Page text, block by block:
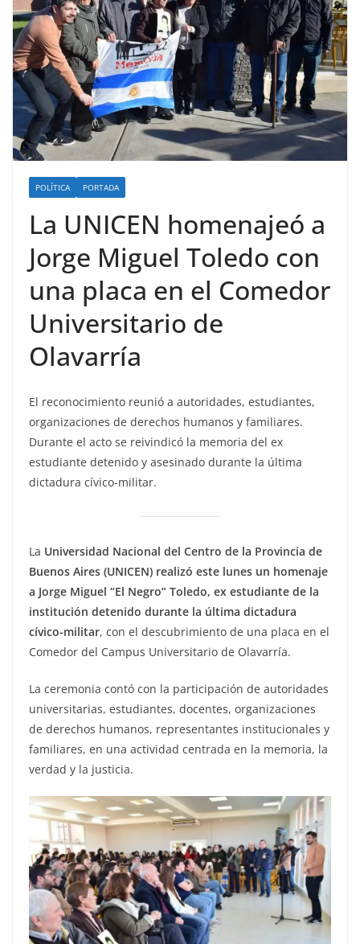
POLÍTICA PORTADA
La UNICEN homenajeó a
Jorge Miguel Toledo con
una placa en el Comedor
Universitario de
Olavarría
El reconocimiento reunió a autoridades, estudiantes,
organizaciones de derechos humanos y familiares.
Durante el acto se reivindicó la memoria del ex
estudiante detenido y asesinado durante la última
dictadura cívico-militar.
La Universidad Nacional del Centro de la Provincia de
Buenos Aires (UNICEN) realizó este lunes un homenaje
a Jorge Miguel “El Negro” Toledo, ex estudiante de la
institución detenido durante la última dictadura
cívico-militar, con el descubrimiento de una placa en el
Comedor del Campus Universitario de Olavarría.
La ceremonia contó con la participación de autoridades
universitarias, estudiantes, docentes, organizaciones
de derechos humanos, representantes institucionales y
familiares, en una actividad centrada en la memoria, la
verdad y la justicia.